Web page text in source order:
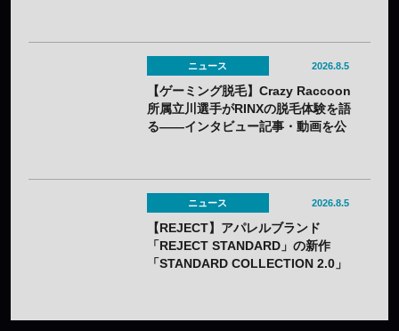
ニュース 2026.8.5
【ゲーミング脱毛】Crazy Raccoon
所属立川選手がRINXの脱毛体験を語
る——インタビュー記事・動画を公
ニュース 2026.8.5
【REJECT】アパレルブランド
「REJECT STANDARD」の新作
「STANDARD COLLECTION 2.0」